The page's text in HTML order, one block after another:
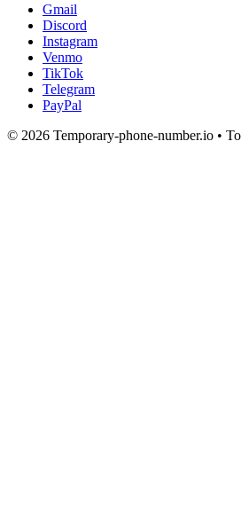
Gmail
Discord
Instagram
Venmo
TikTok
Telegram
PayPal
© 2026 Temporary-phone-number.io •